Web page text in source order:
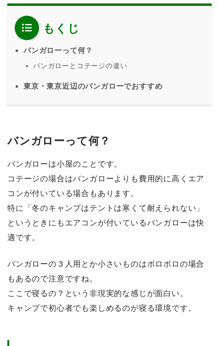
もくじ
バンガローって何？
バンガローとコテージの違い
東京・東京近辺のバンガローでおすすめ
バンガローって何？
バンガローは小屋のことです。
コテージの場合はバンガローよりも費用的に高くエア
コンが付いている場合もあります。
特に「冬のキャンプはテントは寒くて耐えられない」
というときにもエアコンが付いているバンガローは快
適です。
バンガローの３人用とか小さいものはボロボロの場合
もあるので注意ですね。
ここで寝るの？という非現実的な感じが面白い。
キャンプで初心者でも楽しめるのが寝る環境です。